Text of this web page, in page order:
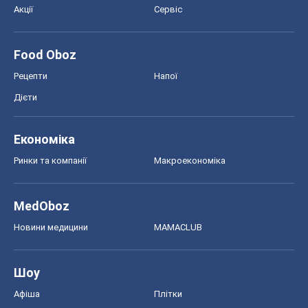
Акції Сервіс
Food Oboz
Рецепти Напої
Дієти
Економіка
Ринки та компанії Макроекономіка
MedOboz
Новини медицини MAMACLUB
Шоу
Афіша Плітки